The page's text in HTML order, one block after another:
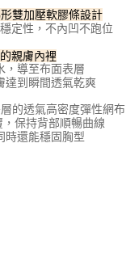
雙加壓軟膠條設計
定性，不內凹不跑位
親膚內裡
，導至布面表層
達到瞬間透氣乾爽
的透氣高密度彈性網布
保持背部順暢曲線
時還能穩固胸型